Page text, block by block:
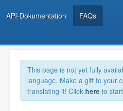
API-Dokumentation FAQs
This page is not yet fully
language. Make a gift to your
translating it! Click here to